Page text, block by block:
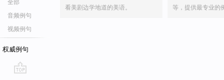
全部
音频例句
视频例句
权威例句
看美剧边学地道的美语。
等，提供最专业的